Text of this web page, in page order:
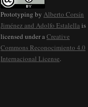
Prototyping by Alberto Corsín
Jiménez and Adolfo Estalellais
licensed under aCreative
Commons Reconocimiento 4.0
Internacional License.